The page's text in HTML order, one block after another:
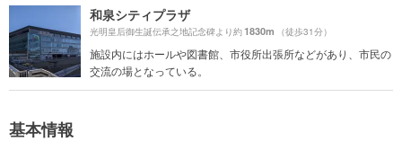
和泉シティプラザ
光明皇后御生誕伝承之地記念碑より約1830m （徒歩31分）
施設内にはホールや図書館、市役所出張所などがあり、市民の
交流の場となっている。
基本情報